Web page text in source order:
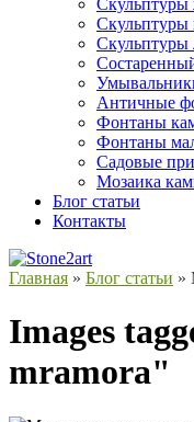
Скульптуры
Скульптуры
Скульптуры
Античные
Фонтаны
Фонтаны
Садовые
Мозаика
Блог статьи
Контакты
Главная » Блог статьи »
Images
mramora"